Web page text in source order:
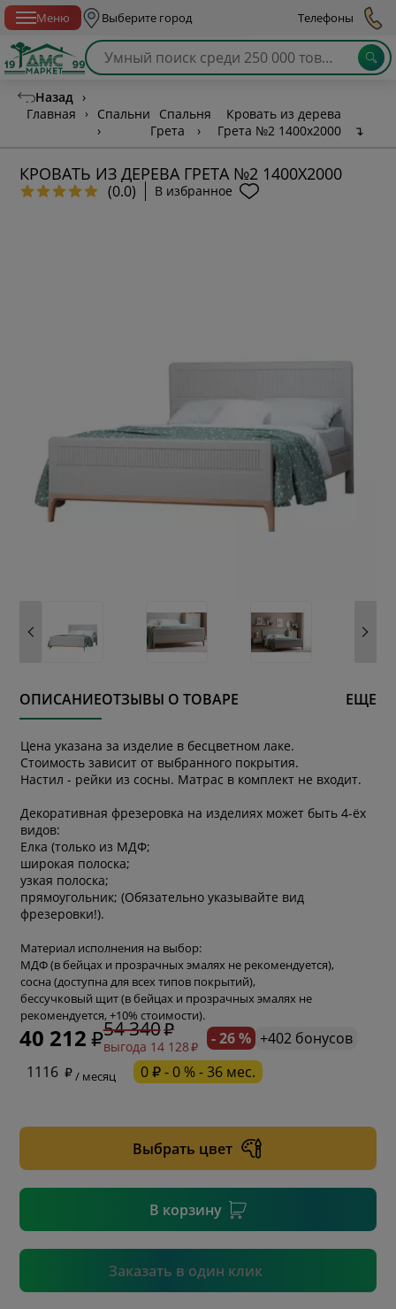
Меню Выберите город Телефоны
Назад ›
Главная
›
Спальни
›
Спальня
Грета
›
Кровать из дерева
Грета №2 1400х2000
↴
КРОВАТЬ ИЗ ДЕРЕВА ГРЕТА №2 1400Х2000
(0.0) В избранное
ОПИСАНИЕОТЗЫВЫ О ТОВАРЕ ЕЩЕ
Цена указана за изделие в бесцветном лаке.
Стоимость зависит от выбранного покрытия.
Настил - рейки из сосны. Матрас в комплект не входит.
Декоративная фрезеровка на изделиях может быть 4-ёх
видов:
Елка (только из МДФ;
широкая полоска;
узкая полоска;
прямоугольник; (Обязательно указывайте вид
фрезеровки!).
Материал исполнения на выбор:
МДФ (в бейцах и прозрачных эмалях не рекомендуется),
сосна (доступна для всех типов покрытий),
бессучковый щит (в бейцах и прозрачных эмалях не
рекомендуется, +10% стоимости).
40 212 54 340
выгода 14 128 - 26 % +402 бонусов
1116
/ месяц 0 ₽ - 0 % - 36 мес.
Выбрать цвет
В корзину
Заказать в один клик
* обязательное поле
Подтвердить